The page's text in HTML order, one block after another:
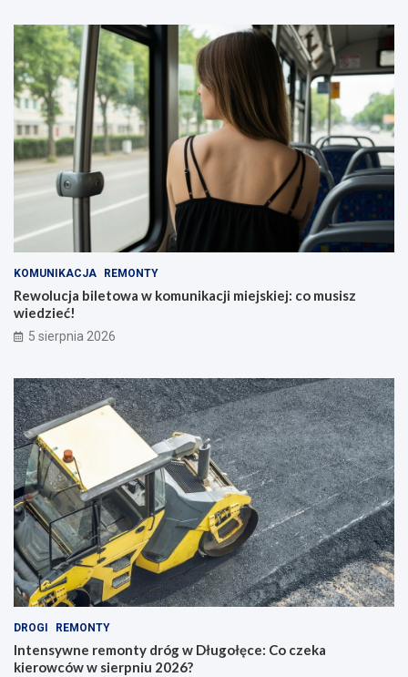
KOMUNIKACJA REMONTY
Rewolucja biletowa w komunikacji miejskiej: co musisz
wiedzieć!
5 sierpnia 2026
DROGI REMONTY
Intensywne remonty dróg w Długołęce: Co czeka
kierowców w sierpniu 2026?